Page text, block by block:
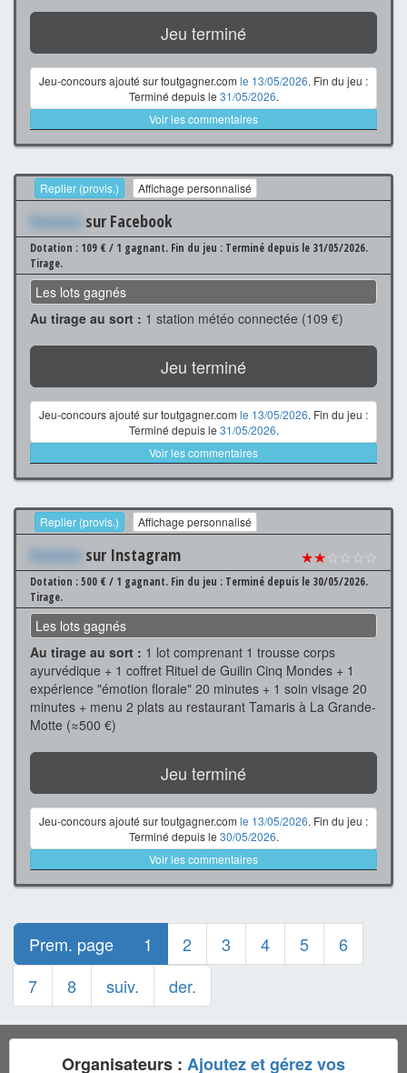
Jeu terminé
Jeu-concours ajouté sur toutgagner.com le 13/05/2026. Fin du jeu :
Terminé depuis le 31/05/2026.
Voir les commentaires
Replier (provis.) Affichage personnalisé
Xxxxxxx sur Facebook
Dotation : 109 € / 1 gagnant. Fin du jeu : Terminé depuis le 31/05/2026.
Tirage.
Les lots gagnés
Au tirage au sort : 1 station météo connectée (109 €)
Jeu terminé
Jeu-concours ajouté sur toutgagner.com le 13/05/2026. Fin du jeu :
Terminé depuis le 31/05/2026.
Voir les commentaires
Replier (provis.) Affichage personnalisé
Xxxxxxx sur Instagram ★★☆☆☆☆
Dotation : 500 € / 1 gagnant. Fin du jeu : Terminé depuis le 30/05/2026.
Tirage.
Les lots gagnés
Au tirage au sort : 1 lot comprenant 1 trousse corps
ayurvédique + 1 coffret Rituel de Guilin Cinq Mondes + 1
expérience "émotion florale" 20 minutes + 1 soin visage 20
minutes + menu 2 plats au restaurant Tamaris à La Grande-
Motte (≈500 €)
Jeu terminé
Jeu-concours ajouté sur toutgagner.com le 13/05/2026. Fin du jeu :
Terminé depuis le 30/05/2026.
Voir les commentaires
Prem. page 1 2 3 4 5
6
7
8 suiv. der.
Organisateurs : Ajoutez et gérez vos